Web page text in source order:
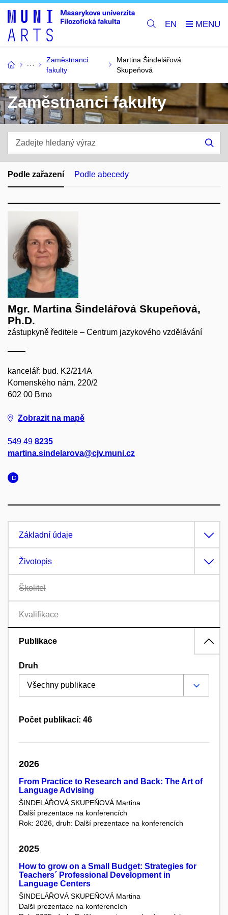
EN
Zaměstnanci
fakulty
Martina Šindelářová
Skupeňová
Zaměstnanci fakulty
hledaný
výraz
Podle zařazení Podle abecedy
Mgr. Martina Šindelářová Skupeňová,
Ph.D.
zástupkyně ředitele – Centrum jazykového vzdělávání
kancelář: bud. K2/214A
Komenského nám. 220/2
602 00 Brno
Zobrazit na mapě
549 49 8235
martina.sindelarova@cjv.muni.cz
Základní údaje
Životopis
Školitel
Kvalifikace
Publikace
Druh
Počet publikací: 46
2026
From Practice to Research and Back: The Art of
Language Advising
ŠINDELÁŘOVÁ SKUPEŇOVÁ Martina
Další prezentace na konferencích
Rok: 2026, druh: Další prezentace na konferencích
2025
How to grow on a Small Budget: Strategies for
Teachers´ Professional Development in
Language Centers
ŠINDELÁŘOVÁ SKUPEŇOVÁ Martina
Další prezentace na konferencích